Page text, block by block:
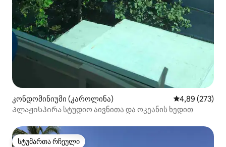
კონდომინიუმი (კაროლინა) საშუალო
4,89 (273)
Პლაჟისპირა სტუდიო აივნითა და ოკეანის ხედით
სტუმართა რჩეული